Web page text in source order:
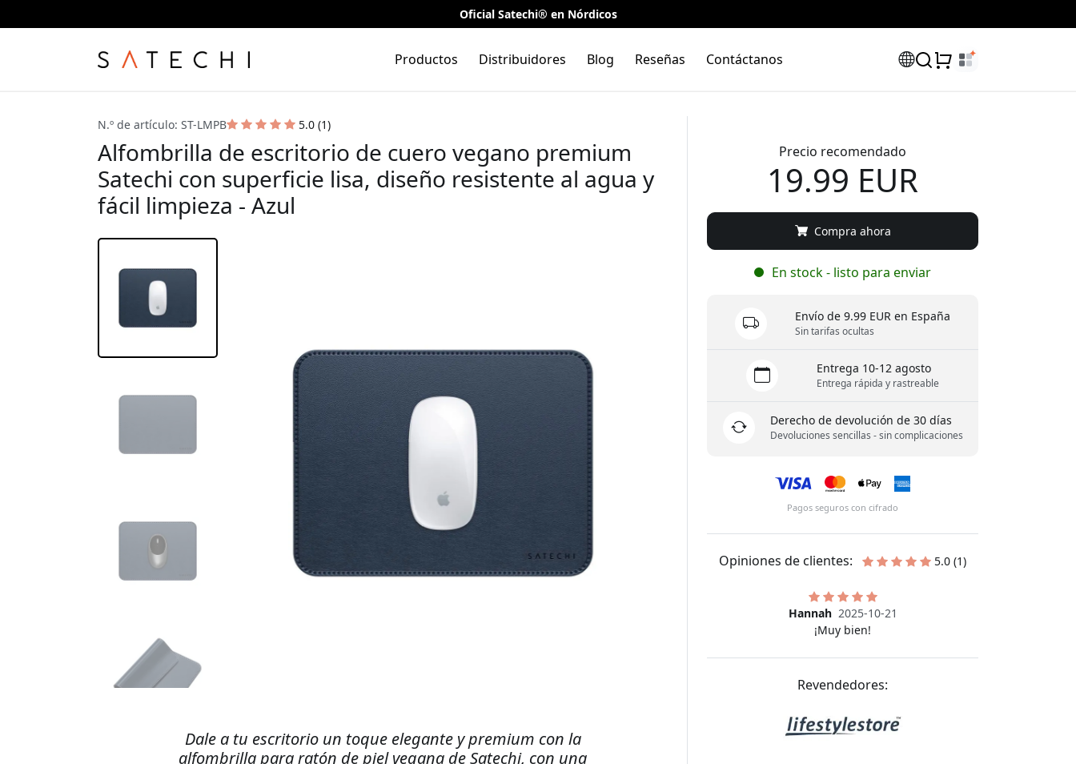
Oficial Satechi® en Nórdicos
Productos Distribuidores Blog Reseñas Contáctanos
N.º de artículo: ST-LMPB 5.0 (1)
Alfombrilla de escritorio de cuero vegano premium
Satechi con superficie lisa, diseño resistente al agua y
fácil limpieza - Azul
Dale a tu escritorio un toque elegante y premium con la
alfombrilla para ratón de piel vegana de Satechi, con una
Precio recomendado
19.99 EUR
Compra ahora
En stock - listo para enviar
Envío de 9.99 EUR en España
Sin tarifas ocultas
Entrega 10-12 agosto
Entrega rápida y rastreable
Derecho de devolución de 30 días
Devoluciones sencillas - sin complicaciones
Pagos seguros con cifrado
Opiniones de clientes: 5.0 (1)
Hannah 2025-10-21
¡Muy bien!
Revendedores: